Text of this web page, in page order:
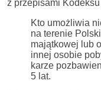
z przepisami
Kto umożliwia
na terenie
majątkowej lub
innej osobie
karze
5 lat.